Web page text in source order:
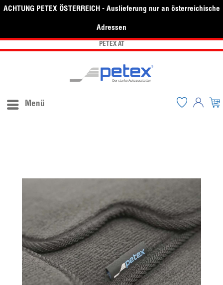
ACHTUNG PETEX ÖSTERREICH - Auslieferung nur an österreichische
Adressen
PETEX AT
Menü